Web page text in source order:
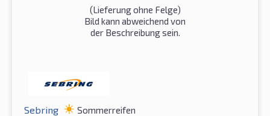
(Lieferung ohne Felge)
Bild kann abweichend von
der Beschreibung sein.
Sebring Sommerreifen